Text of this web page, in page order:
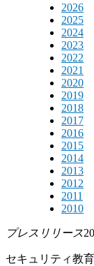
2026
2025
2024
2023
2022
2021
2020
2019
2018
2017
2016
2015
2014
2013
2012
2011
2010
プレスリリース
セキュリティ教